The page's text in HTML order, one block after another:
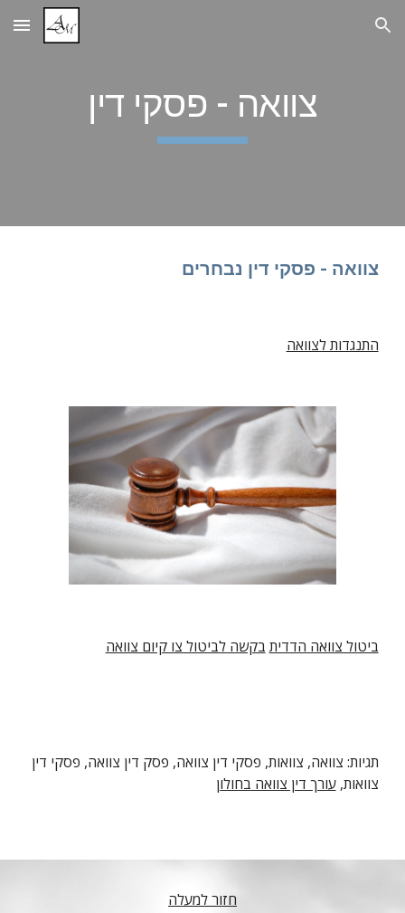
Skip to main content Skip to navigation
צוואה - פסקי דין
צוואה - פסקי דין נבחרים
התנגדות לצוואה
ביטול צוואה הדדית בקשה לביטול צו קיום צוואה
צוואות, עורך דין צוואה בחולון
חזור למעלה